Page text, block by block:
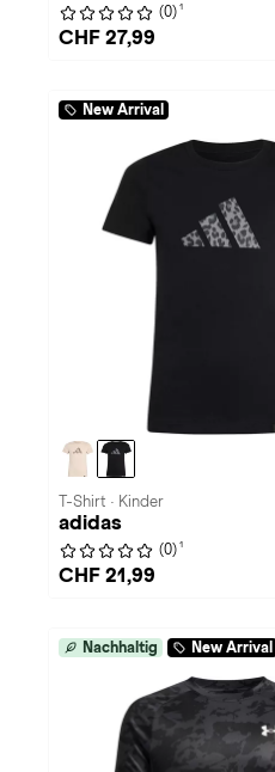
(0) 1
CHF 27,99
New Arrival
T-Shirt · Kinder
adidas
(0) 1
CHF 21,99
Nachhaltig New Arrival